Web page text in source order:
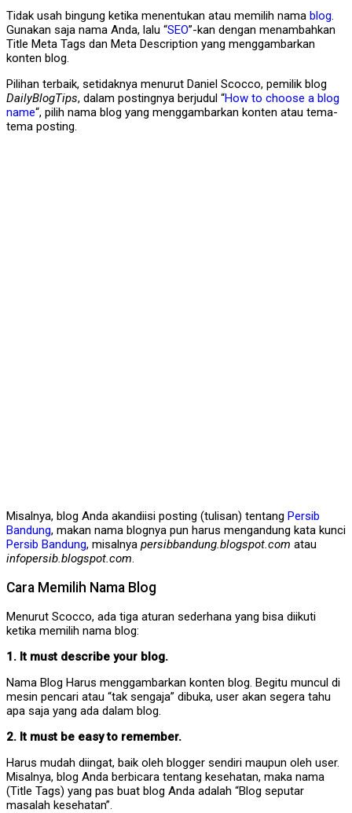
Tidak usah bingung ketika menentukan atau memilih nama blog.
Gunakan saja nama Anda, lalu “SEO”-kan dengan menambahkan
Title Meta Tags dan Meta Description yang menggambarkan
konten blog.
Pilihan terbaik, setidaknya menurut Daniel Scocco, pemilik blog
DailyBlogTips, dalam postingnya berjudul “How to choose a blog
name“, pilih nama blog yang menggambarkan konten atau tema-
tema posting.
Misalnya, blog Anda akandiisi posting (tulisan) tentang Persib
Bandung, makan nama blognya pun harus mengandung kata kunci
Persib Bandung, misalnya persibbandung.blogspot.com atau
infopersib.blogspot.com.
Cara Memilih Nama Blog
Menurut Scocco, ada tiga aturan sederhana yang bisa diikuti
ketika memilih nama blog:
1. It must describe your blog.
Nama Blog Harus menggambarkan konten blog. Begitu muncul di
mesin pencari atau “tak sengaja” dibuka, user akan segera tahu
apa saja yang ada dalam blog.
2. It must be easy to remember.
Harus mudah diingat, baik oleh blogger sendiri maupun oleh user.
Misalnya, blog Anda berbicara tentang kesehatan, maka nama
(Title Tags) yang pas buat blog Anda adalah “Blog seputar
masalah kesehatan”.